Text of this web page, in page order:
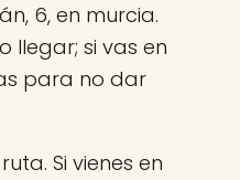
6, en murcia.
llegar; si vas en
para no dar
Si vienes en